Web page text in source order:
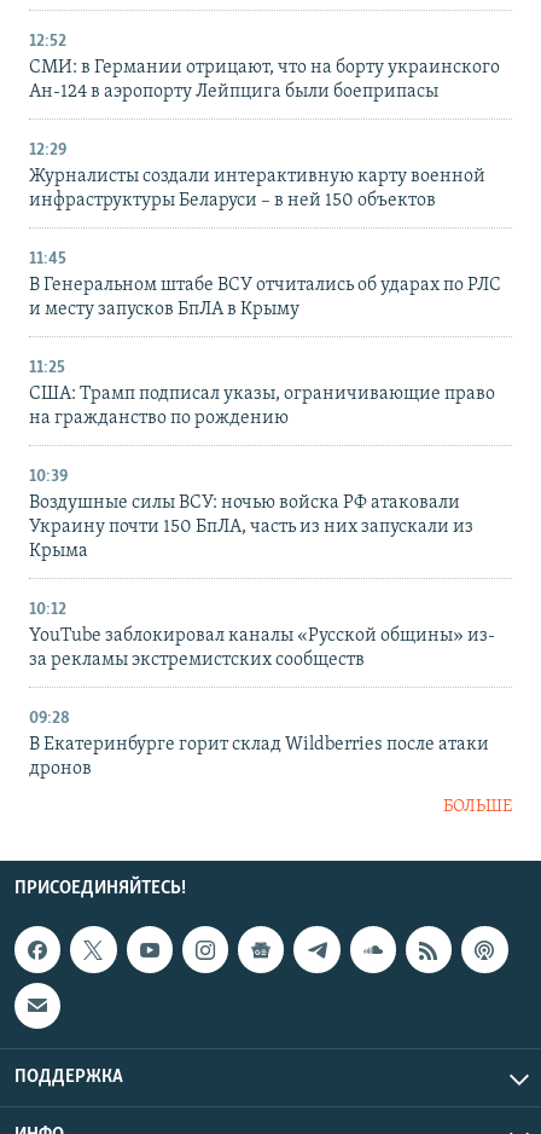
12:52
СМИ: в Германии отрицают, что на борту украинского
Ан-124 в аэропорту Лейпцига были боеприпасы
12:29
Журналисты создали интерактивную карту военной
инфраструктуры Беларуси – в ней 150 объектов
11:45
В Генеральном штабе ВСУ отчитались об ударах по РЛС
и месту запусков БпЛА в Крыму
11:25
США: Трамп подписал указы, ограничивающие право
на гражданство по рождению
10:39
Воздушные силы ВСУ: ночью войска РФ атаковали
Украину почти 150 БпЛА, часть из них запускали из
Крыма
10:12
YouTube заблокировал каналы «Русской общины» из-
за рекламы экстремистских сообществ
09:28
В Екатеринбурге горит склад Wildberries после атаки
дронов
БОЛЬШЕ
ПРИСОЕДИНЯЙТЕСЬ!
ПОДДЕРЖКА